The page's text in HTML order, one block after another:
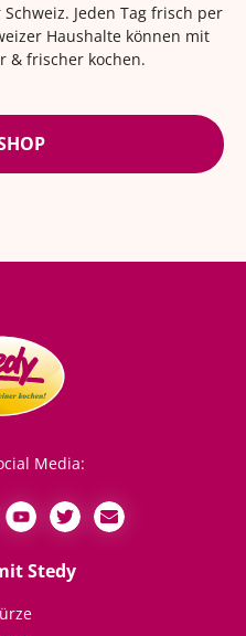
Jeden Tag frisch per
Haushalte können mit
& frischer kochen.
Media:
Stedy